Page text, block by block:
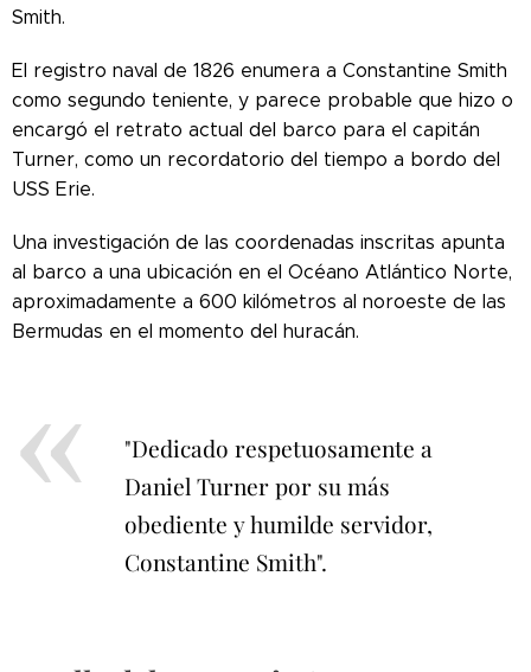
Smith.
El registro naval de 1826 enumera a Constantine Smith
como segundo teniente, y parece probable que hizo o
encargó el retrato actual del barco para el capitán
Turner, como un recordatorio del tiempo a bordo del
USS Erie.
Una investigación de las coordenadas inscritas apunta
al barco a una ubicación en el Océano Atlántico Norte,
aproximadamente a 600 kilómetros al noroeste de las
Bermudas en el momento del huracán.
"Dedicado respetuosamente a
Daniel Turner por su más
obediente y humilde servidor,
Constantine Smith".